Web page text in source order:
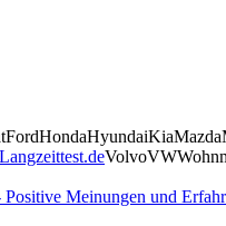
FordHondaHyundaiKiaMazda
VolvoVW
Meinungen und